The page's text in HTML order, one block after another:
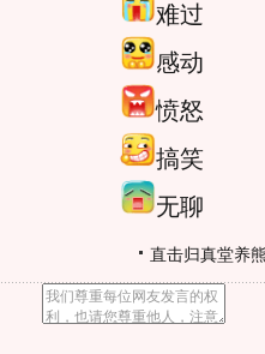
难过
感动
愤怒
搞笑
无聊
直击归真堂养